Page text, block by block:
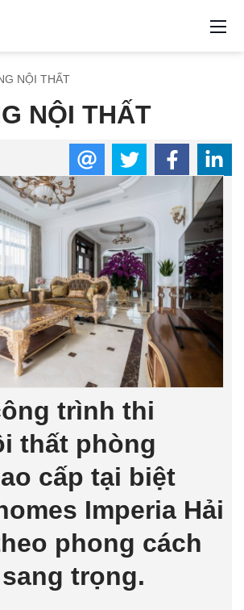
NỘI THẤT
NỘI THẤT
trình thi
thất phòng
cấp tại biệt
Imperia Hải
phong cách
trọng.